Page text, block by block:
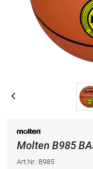
Molten B985
Art.Nr.: B985